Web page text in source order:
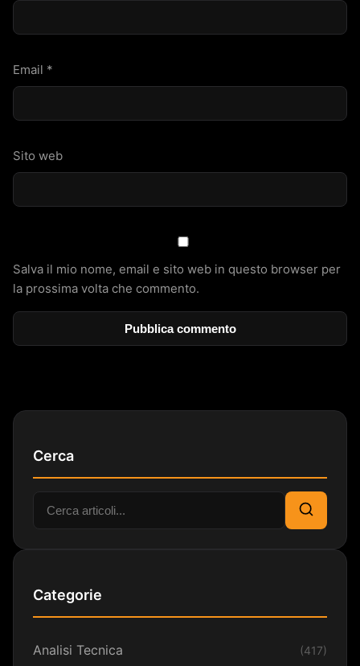
Email *
Sito web
Salva il mio nome, email e sito web in questo browser per
la prossima volta che commento.
Cerca
Cerca:
Cerca
Categorie
Analisi Tecnica (417)